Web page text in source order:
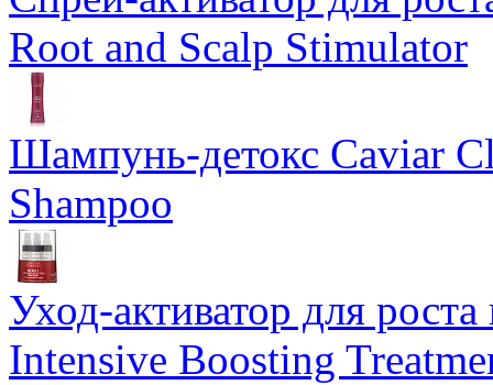
Root and Scalp Stimulator
Шампунь-детокс Caviar
Shampoo
Уход-активатор для
Intensive Boosting